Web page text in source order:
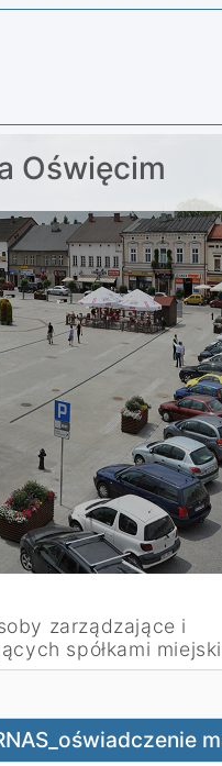
Oświęcim
zarządzające i
spółkami
majątkowe za 2023 rok